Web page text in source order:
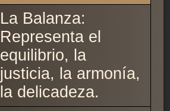
La Balanza:
Representa el
equilibrio, la
justicia, la armonía,
la delicadeza.